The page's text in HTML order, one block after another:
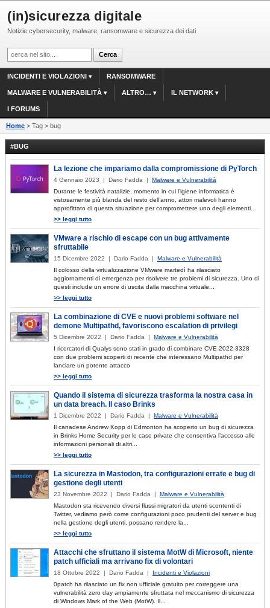
(in)sicurezza digitale
Notizie cybersecurity, malware, ransomware e sicurezza dei dati
INCIDENTI E VIOLAZIONI RANSOMWARE
MALWARE E VULNERABILITÀ ALTRO… IL NETWORK
I FORUMS
Home > Tag > bug
#BUG
La lezione che impariamo dalla compromissione di PyTorch
4 Gennaio 2023 | Dario Fadda | Malware e Vulnerabilità
Durante le festività natalizie, momento in cui l’igiene informatica è
vistosamente più blanda del resto dell’anno, attori malevoli hanno
approfittato di questa situazione per compromettere uno degli elementi...
>> leggi tutto
VMware a rischio di escape con un bug attivamente
sfruttabile
15 Dicembre 2022 | Dario Fadda | Malware e Vulnerabilità
Il colosso della virtualizzazione VMware martedì ha rilasciato
aggiornamenti di emergenza per risolvere tre problemi di sicurezza. Uno di
questi include un errore di uscita dalla macchina virtuale...
>> leggi tutto
La combinazione di CVE e nuovi problemi software nel
demone Multipathd, favoriscono escalation di privilegi
5 Dicembre 2022 | Dario Fadda | Malware e Vulnerabilità
I ricercatori di Qualys sono stati in grado di combinare CVE-2022-3328
con due problemi scoperti di recente che interessano Multipathd per
lanciare un potente attacco
>> leggi tutto
Quando il sistema di sicurezza trasforma la nostra casa in
un data breach. Il caso Brinks
1 Dicembre 2022 | Dario Fadda | Malware e Vulnerabilità
Il canadese Andrew Kopp di Edmonton ha scoperto un bug di sicurezza
in Brinks Home Security per le case private che consentiva l’accesso alle
informazioni personali di altri...
>> leggi tutto
La sicurezza in Mastodon, tra configurazioni errate e bug di
gestione degli utenti
23 Novembre 2022 | Dario Fadda | Malware e Vulnerabilità
Mastodon sta ricevendo diversi flussi migratori da utenti scontenti di
Twitter, vediamo però come configurazioni poco prudenti del server e bug
nella gestione degli utenti, possano rendere la...
>> leggi tutto
Attacchi che sfruttano il sistema MotW di Microsoft, niente
patch ufficiali ma arrivano fix di volontari
18 Ottobre 2022 | Dario Fadda | Incidenti e Violazioni
0patch ha rilasciato un fix non ufficiale gratuito per correggere una
vulnerabilità zero day ampiamente sfruttata nel meccanismo di sicurezza
di Windows Mark of the Web (MotW). Il...